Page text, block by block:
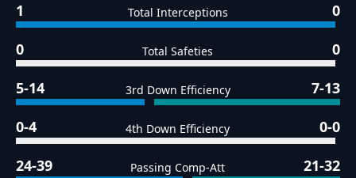
1 Total Interceptions 0
0 Total Safeties 0
5-14 3rd Down Efficiency 7-13
0-4 4th Down Efficiency 0-0
24-39 Passing Comp-Att 21-32